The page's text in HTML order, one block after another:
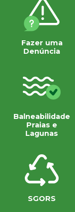
Fazer uma
Denúncia
Balneabilidade
Praias e
Lagunas
SGORS